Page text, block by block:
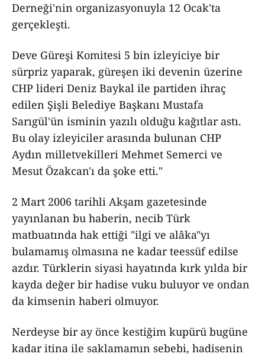
Derneği'nin organizasyonuyla 12 Ocak'ta
gerçekleşti.
Deve Güreşi Komitesi 5 bin izleyiciye bir
sürpriz yaparak, güreşen iki devenin üzerine
CHP lideri Deniz Baykal ile partiden ihraç
edilen Şişli Belediye Başkanı Mustafa
Sarıgül'ün isminin yazılı olduğu kağıtlar astı.
Bu olay izleyiciler arasında bulunan CHP
Aydın milletvekilleri Mehmet Semerci ve
Mesut Özakcan'ı da şoke etti."
2 Mart 2006 tarihli Akşam gazetesinde
yayınlanan bu haberin, necib Türk
matbuatında hak ettiği "ilgi ve alâka"yı
bulamamış olmasına ne kadar teessüf edilse
azdır. Türklerin siyasi hayatında kırk yılda bir
kayda değer bir hadise vuku buluyor ve ondan
da kimsenin haberi olmuyor.
Nerdeyse bir ay önce kestiğim kupürü bugüne
kadar itina ile saklamamın sebebi, hadisenin